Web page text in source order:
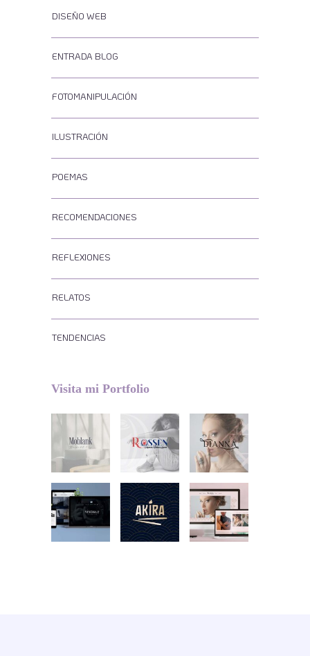
DISEÑO WEB
ENTRADA BLOG
FOTOMANIPULACIÓN
ILUSTRACIÓN
POEMAS
RECOMENDACIONES
REFLEXIONES
RELATOS
TENDENCIAS
Visita mi Portfolio